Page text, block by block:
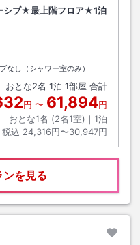
シブ★最上階フロア★1泊
なし（シャワー室のみ）
おとな2名 1泊 1部屋 合計
円 〜 61,894円
おとな1名 (2名1室)｜ 1泊
税込 24,316円〜30,947円
を見る